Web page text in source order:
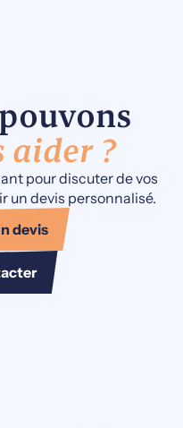
aider ?
pour discuter de vos
un devis personnalisé.
devis